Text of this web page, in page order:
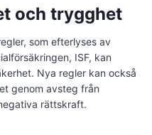
och trygghet
som efterlyses av
ISF, kan
Nya regler kan också
genom avsteg från
rättskraft.